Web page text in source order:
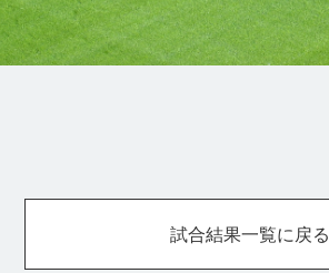
試合結果一覧に戻る